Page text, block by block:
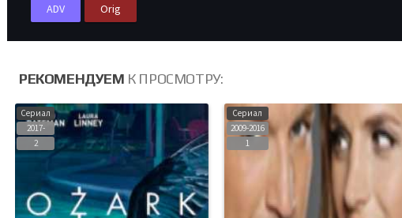
ADV Orig
РЕКОМЕНДУЕМ К ПРОСМОТРУ:
Сериал
2017-
2
Сериал
2009-2016
1